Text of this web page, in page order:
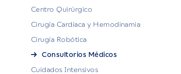
Centro Quirúrgico
Cirugía Cardíaca y Hemodinamia
Cirugía Robótica
Consultorios Médicos
Cuidados Intensivos